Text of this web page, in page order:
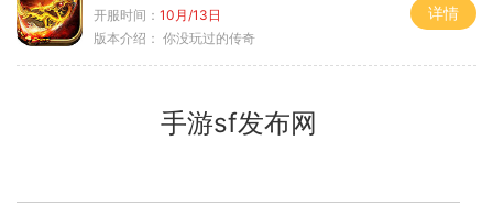
开服时间： 10月/13日
版本介绍： 你没玩过的传奇
详情
手游sf发布网